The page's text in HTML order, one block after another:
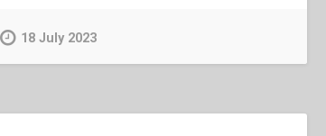
18 July 2023